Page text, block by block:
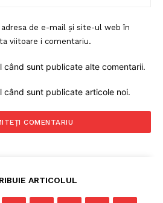
de e-mail și site-ul web în
viitoare i comentariu.
când sunt publicate alte comentarii.
când sunt publicate articole noi.
ARTICOLUL